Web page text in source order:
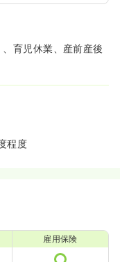
育児休業、産前産後
程度
雇用保険